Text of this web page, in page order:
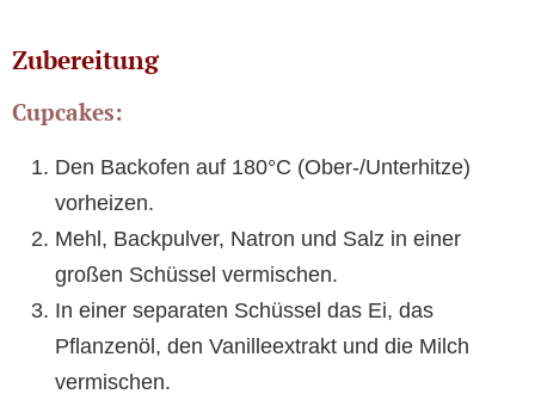
Zubereitung
Cupcakes:
Den Backofen auf 180°C (Ober-/Unterhitze)
vorheizen.
Mehl, Backpulver, Natron und Salz in einer
großen Schüssel vermischen.
In einer separaten Schüssel das Ei, das
Pflanzenöl, den Vanilleextrakt und die Milch
vermischen.